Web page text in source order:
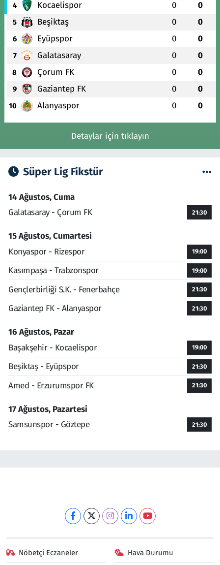
4 Kocaelispor 0 0
5 Beşiktaş 0 0
6 Eyüpspor 0 0
7 Galatasaray 0 0
8 Çorum FK 0 0
9 Gaziantep FK 0 0
10 Alanyaspor 0 0
Detaylar için tıklayın
Süper Lig Fikstür
14 Ağustos, Cuma
Galatasaray - Çorum FK
21:30
15 Ağustos, Cumartesi
Konyaspor - Rizespor
19:00
Kasımpaşa - Trabzonspor 19:00
Gençlerbirliği S.K. - Fenerbahçe 21:30
Gaziantep FK - Alanyaspor 21:30
16 Ağustos, Pazar
Başakşehir - Kocaelispor
19:00
Beşiktaş - Eyüpspor 21:30
Amed - Erzurumspor FK 21:30
17 Ağustos, Pazartesi
Samsunspor - Göztepe
21:30
Nöbetçi Eczaneler Hava Durumu